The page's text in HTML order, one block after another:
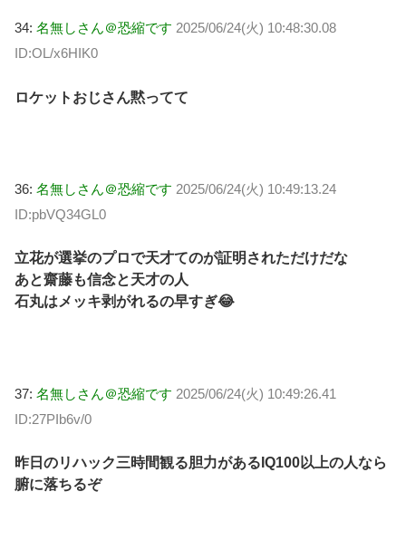
34: 名無しさん＠恐縮です 2025/06/24(火) 10:48:30.08
ID:OL/x6HIK0
ロケットおじさん黙ってて
36: 名無しさん＠恐縮です 2025/06/24(火) 10:49:13.24
ID:pbVQ34GL0
立花が選挙のプロで天才てのが証明されただけだな
あと齋藤も信念と天才の人
石丸はメッキ剥がれるの早すぎ😂
37: 名無しさん＠恐縮です 2025/06/24(火) 10:49:26.41
ID:27PIb6v/0
昨日のリハック三時間観る胆力があるIQ100以上の人なら
腑に落ちるぞ